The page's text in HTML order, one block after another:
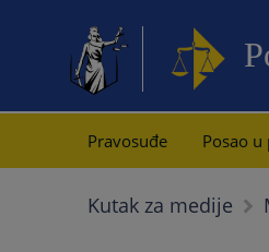
Pravosuđe Posao
Kutak za medije